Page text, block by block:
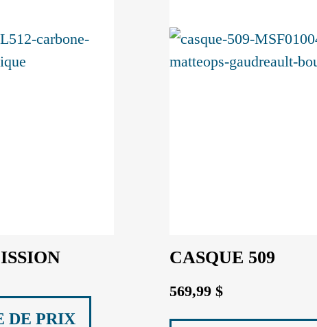
DE PRIX
CASQUE 509
569,99 $